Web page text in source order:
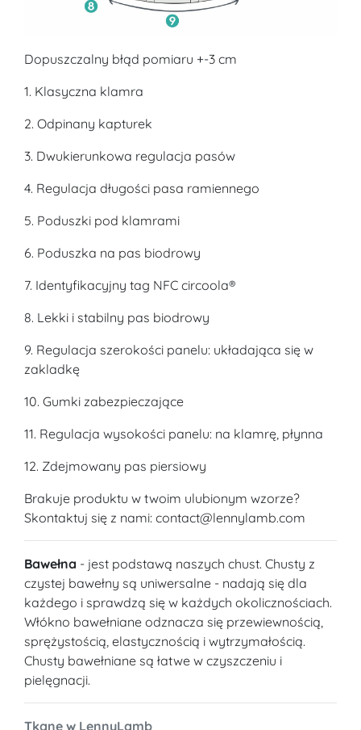
Dopuszczalny błąd pomiaru +-3 cm
1. Klasyczna klamra
2. Odpinany kapturek
3. Dwukierunkowa regulacja pasów
4. Regulacja długości pasa ramiennego
5. Poduszki pod klamrami
6. Poduszka na pas biodrowy
7. Identyfikacyjny tag NFC circoola®
8. Lekki i stabilny pas biodrowy
9. Regulacja szerokości panelu: układająca się w
zakladkę
10. Gumki zabezpieczające
11. Regulacja wysokości panelu: na klamrę, płynna
12. Zdejmowany pas piersiowy
Brakuje produktu w twoim ulubionym wzorze?
Skontaktuj się z nami: contact@lennylamb.com
Bawełna - jest podstawą naszych chust. Chusty z
czystej bawełny są uniwersalne - nadają się dla
każdego i sprawdzą się w każdych okolicznościach.
Włókno bawełniane odznacza się przewiewnością,
sprężystością, elastycznością i wytrzymałością.
Chusty bawełniane są łatwe w czyszczeniu i
pielęgnacji.
Tkane w LennyLamb